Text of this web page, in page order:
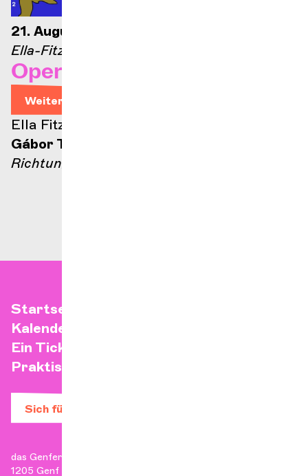
21. August 2026 – 21 Uhr
Ella-Fitzgerald-Bühne
Opernarien
Weitere Informationen
Ella Fitzgerald Bühne
Gábor Takács-Nagy
Richtung
Startseite
Kalender
Ein Ticket kaufen
Praktische Infos
Sich für den Newsletter anmelden
das Genfer Kammerorchester
1205 Genf